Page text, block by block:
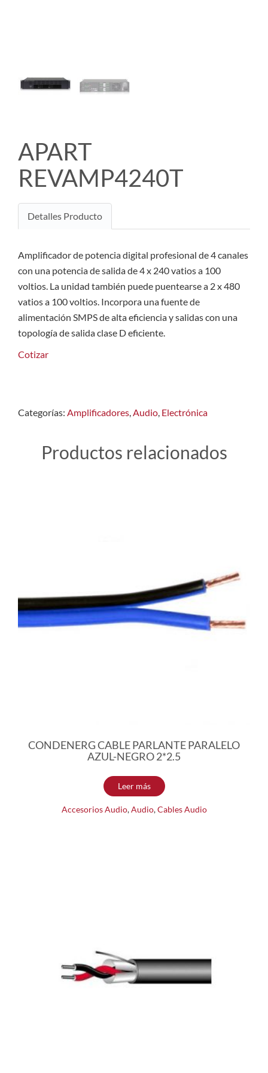
APART
REVAMP4240T
Detalles Producto
Amplificador de potencia digital profesional de 4 canales
con una potencia de salida de 4 x 240 vatios a 100
voltios. La unidad también puede puentearse a 2 x 480
vatios a 100 voltios. Incorpora una fuente de
alimentación SMPS de alta eficiencia y salidas con una
topología de salida clase D eficiente.
Cotizar
Categorías: Amplificadores,Audio, Electrónica
Productos relacionados
CONDENERG CABLE PARLANTE PARALELO
AZUL-NEGRO 2*2.5
Leer más
Accesorios Audio,Audio,Cables Audio